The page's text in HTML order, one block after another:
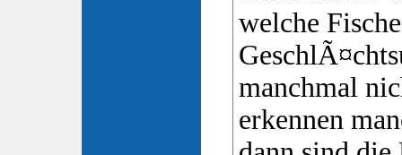
welche
manchmal
erkennen